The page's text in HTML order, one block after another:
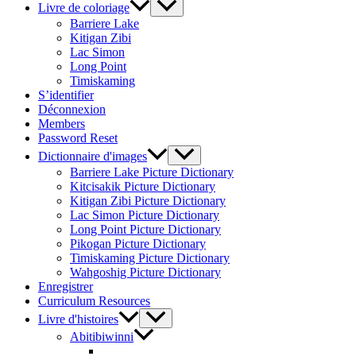
Livre de coloriage
Barriere Lake
Kitigan Zibi
Lac Simon
Long Point
Timiskaming
S’identifier
Déconnexion
Members
Password Reset
Dictionnaire d'images
Barriere Lake Picture Dictionary
Kitcisakik Picture Dictionary
Kitigan Zibi Picture Dictionary
Lac Simon Picture Dictionary
Long Point Picture Dictionary
Pikogan Picture Dictionary
Timiskaming Picture Dictionary
Wahgoshig Picture Dictionary
Enregistrer
Curriculum Resources
Livre d'histoires
Abitibiwinni